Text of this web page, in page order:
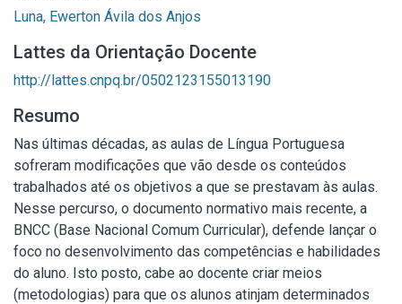
Luna, Ewerton Ávila dos Anjos
Lattes da Orientação Docente
http://lattes.cnpq.br/0502123155013190
Resumo
Nas últimas décadas, as aulas de Língua Portuguesa
sofreram modificações que vão desde os conteúdos
trabalhados até os objetivos a que se prestavam às aulas.
Nesse percurso, o documento normativo mais recente, a
BNCC (Base Nacional Comum Curricular), defende lançar o
foco no desenvolvimento das competências e habilidades
do aluno. Isto posto, cabe ao docente criar meios
(metodologias) para que os alunos atinjam determinados